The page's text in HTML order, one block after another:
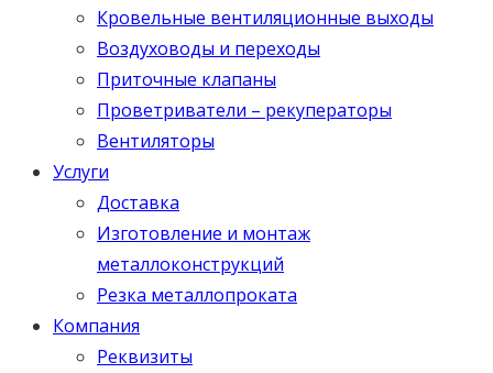
Кровельные вентиляционные выходы
Воздуховоды и переходы
Приточные клапаны
Проветриватели – рекуператоры
Вентиляторы
Услуги
Доставка
Изготовление и монтаж
металлоконструкций
Резка металлопроката
Компания
Реквизиты